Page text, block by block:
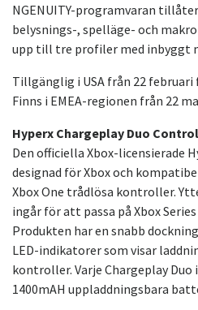
NGENUITY-programvaran
belysnings-, spelläge- och
upp till tre profiler med inbyggt
Tillgänglig i USA från 22 februari
Finns i EMEA-regionen från 22
Hyperx Chargeplay Duo
Den officiella Xbox-licensierade
designad för Xbox och
Xbox One trådlösa kontroller.
ingår för att passa på Xbox
Produkten har en snabb
LED-indikatorer som visar
kontroller. Varje Chargeplay
1400mAH uppladdningsbara